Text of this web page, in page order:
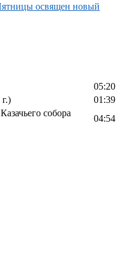
освящен новый
05:20
01:39
собора
04:54